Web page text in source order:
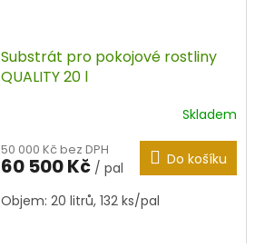
Substrát pro pokojové rostliny
QUALITY 20 l
Skladem
50 000 Kč bez DPH
60 500 Kč / pal Do košíku
Objem: 20 litrů, 132 ks/pal